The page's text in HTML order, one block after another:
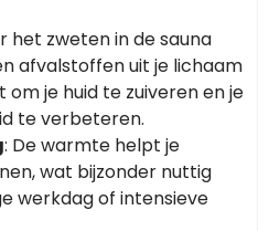
het zweten in de sauna
afvalstoffen uit je lichaam
je huid te zuiveren en je
te verbeteren.
: De warmte helpt je
wat bijzonder nuttig
werkdag of intensieve